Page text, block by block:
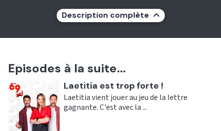
Description complète
Episodes à la suite...
Ecouter
Laetitia est trop forte !
Laetitia vient jouer au jeu de la lettre
gagnante. C'est avec la ...